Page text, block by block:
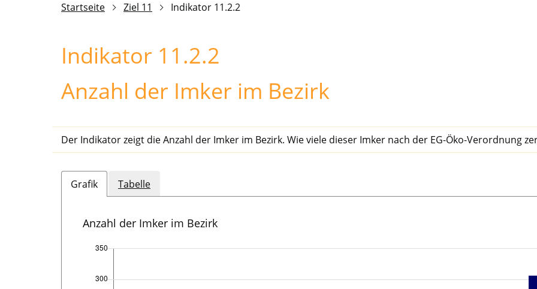
Startseite Ziel 11 Indikator 11.2.2
Indikator 11.2.2
Anzahl der Imker im Bezirk
Der Indikator zeigt die Anzahl der Imker im Bezirk. Wie viele dieser Imker nach der EG-Öko-Verordnung
Grafik Tabelle
Anzahl der Imker im Bezirk